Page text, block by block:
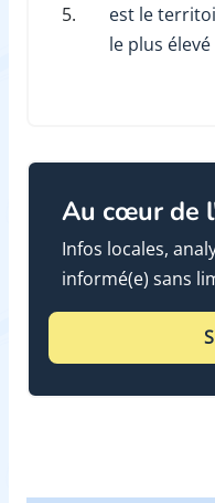
5.
est le
le plus
Au cœur de
Infos locales,
informé(e) sans